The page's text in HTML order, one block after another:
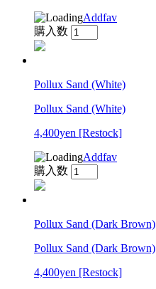
Addfav
購入数
Pollux Sand (White)
Pollux Sand (White)
4,400yen [Restock]
Addfav
購入数
Pollux Sand (Dark Brown)
Pollux Sand (Dark Brown)
4,400yen [Restock]